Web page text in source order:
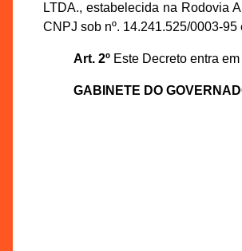
LTDA., estabelecida na Rodovia
CNPJ sob nº. 14.241.525/0003-
Art. 2ºEste Decreto entra
GABINETE DO